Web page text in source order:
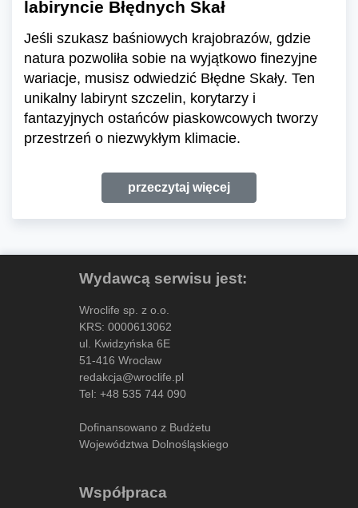
labiryncie Błędnych Skał
Jeśli szukasz baśniowych krajobrazów, gdzie
natura pozwoliła sobie na wyjątkowo finezyjne
wariacje, musisz odwiedzić Błędne Skały. Ten
unikalny labirynt szczelin, korytarzy i
fantazyjnych ostańców piaskowcowych tworzy
przestrzeń o niezwykłym klimacie.
przeczytaj więcej
Wydawcą serwisu jest:
Wroclife sp. z o.o.
KRS: 0000613062
ul. Kwidzyńska 6E
51-416 Wrocław
redakcja@wroclife.pl
Tel: +48 535 744 090
Dofinansowano z Budżetu
Województwa Dolnośląskiego
Współpraca